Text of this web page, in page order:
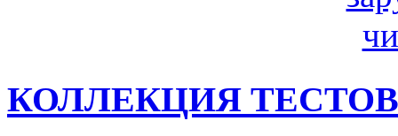
КОЛЛЕКЦИЯ ТЕСТОВ